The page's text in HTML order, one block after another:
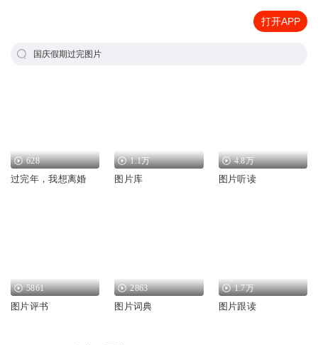
打开APP
国庆假期过完图片
628
过完年，我想离婚
1.1万
图片库
4.8万
图片听读
5861
图片评书
2863
图片词典
1.7万
图片跟读